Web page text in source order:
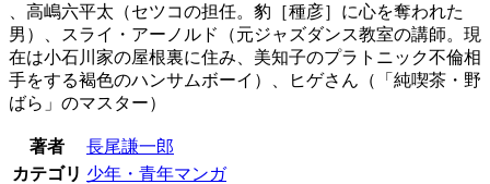
、高嶋六平太（セツコの担任。豹［種彦］に心を奪われた
男）、スライ・アーノルド（元ジャズダンス教室の講師。現
在は小石川家の屋根裏に住み、美知子のプラトニック不倫相
手をする褐色のハンサムボーイ）、ヒゲさん（「純喫茶・野
ばら」のマスター）
著者
長尾謙一郎
カテゴリ 少年・青年マンガ